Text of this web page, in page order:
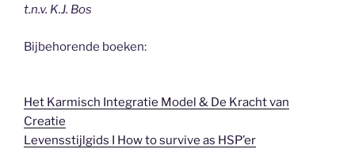
t.n.v. K.J. Bos
Bijbehorende boeken:
Het Karmisch Integratie Model & De Kracht van
Creatie
Levensstijlgids I How to survive as HSP’er